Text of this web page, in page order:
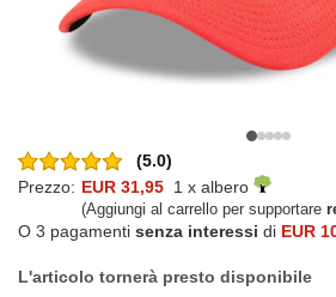
(5.0)
Prezzo: EUR 31,95 1 x albero
(Aggiungi al carrello per supportare
O 3 pagamenti senza interessi di EUR
L'articolo tornerà presto disponibile